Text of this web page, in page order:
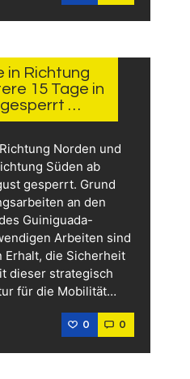
in Richtung
15 Tage in
gesperrt …
Norden und
Süden ab
gesperrt. Grund
an den
Guiniguada-
Arbeiten sind
Erhalt, die Sicherheit
dieser strategisch
für die Mobilität…
0 0